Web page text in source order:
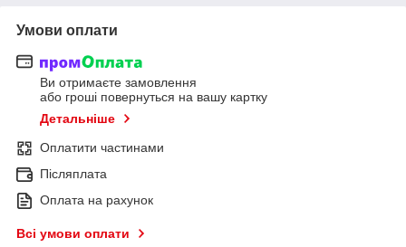
Умови оплати
Ви отримаєте замовлення
або гроші повернуться на вашу картку
Детальніше
Оплатити частинами
Післяплата
Оплата на рахунок
Всі умови оплати